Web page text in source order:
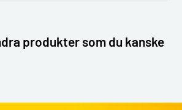
produkter som du kanske